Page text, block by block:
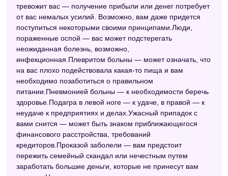
тревожит вас — получение прибыли или денег потребует
от вас немалых усилий. Возможно, вам даже придется
поступиться некоторыми своими принципами.Люди,
пораженные оспой — вас может подстерегать
неожиданная болезнь, возможно,
инфекционная.Плевритом больны — может означать, что
на вас плохо подействовала какая-то пища и вам
необходимо позаботиться о правильном
питании.Пневмонией больны — к необходимости беречь
здоровье.Подагра в левой ноге — к удаче, в правой — к
неудаче к предприятиях и делах.Ужасный припадок с
вами снится — может быть знаком приближающегося
финансового расстройства, требований
кредиторов.Проказой заболели — вам предстоит
пережить семейный скандал или нечестным путем
заработать большие деньги, которые не принесут вам